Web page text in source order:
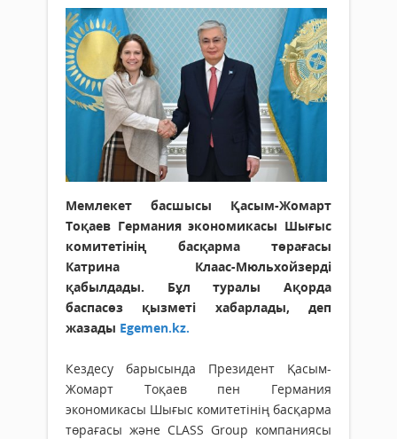
Мемлекет басшысы Қасым-Жомарт
Тоқаев Германия экономикасы Шығыс
комитетінің басқарма төрағасы
Катрина Клаас-Мюльхойзерді
қабылдады. Бұл туралы Ақорда
баспасөз қызметі хабарлады, деп
жазады Egemen.kz.
Кездесу барысында Президент Қасым-
Жомарт Тоқаев пен Германия
экономикасы Шығыс комитетінің басқарма
төрағасы және CLASS Group компаниясы